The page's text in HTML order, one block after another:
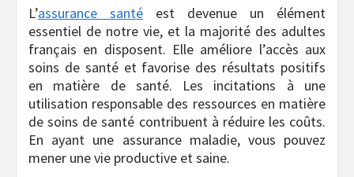
L’assurance santé est devenue un élément
essentiel de notre vie, et la majorité des adultes
français en disposent. Elle améliore l’accès aux
soins de santé et favorise des résultats positifs
en matière de santé. Les incitations à une
utilisation responsable des ressources en matière
de soins de santé contribuent à réduire les coûts.
En ayant une assurance maladie, vous pouvez
mener une vie productive et saine.